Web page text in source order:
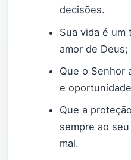
decisões.
Sua vida é um
amor de
Que o Senhor
e
Que a
sempre ao
mal.